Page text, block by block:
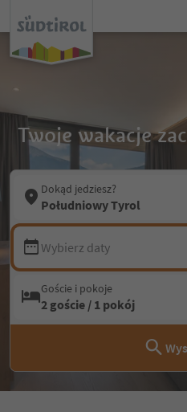
Twoje wakacje
Dokąd jedziesz?
Południowy Tyrol
Wybierz daty
Goście i pokoje
2 goście / 1 pokój